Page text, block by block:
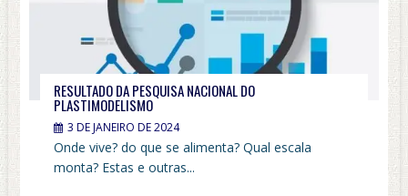
RESULTADO DA PESQUISA NACIONAL DO
PLASTIMODELISMO
3 DE JANEIRO DE 2024
Onde vive? do que se alimenta? Qual escala
monta? Estas e outras...